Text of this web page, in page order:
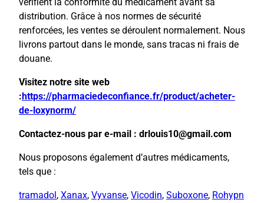
distribution. Grâce à nos normes de sécurité
renforcées, les ventes se déroulent normalement. Nous
livrons partout dans le monde, sans tracas ni frais de
douane.
Visitez notre site web
: https://pharmaciedeconfiance.fr/product/acheter-
de-loxynorm/
Contactez-nous par e-mail : drlouis10@gmail.com
Nous proposons également d’autres médicaments,
tels que :
tramadol , Xanax, Vyvanse, Vicodin, Suboxone, Rohypn